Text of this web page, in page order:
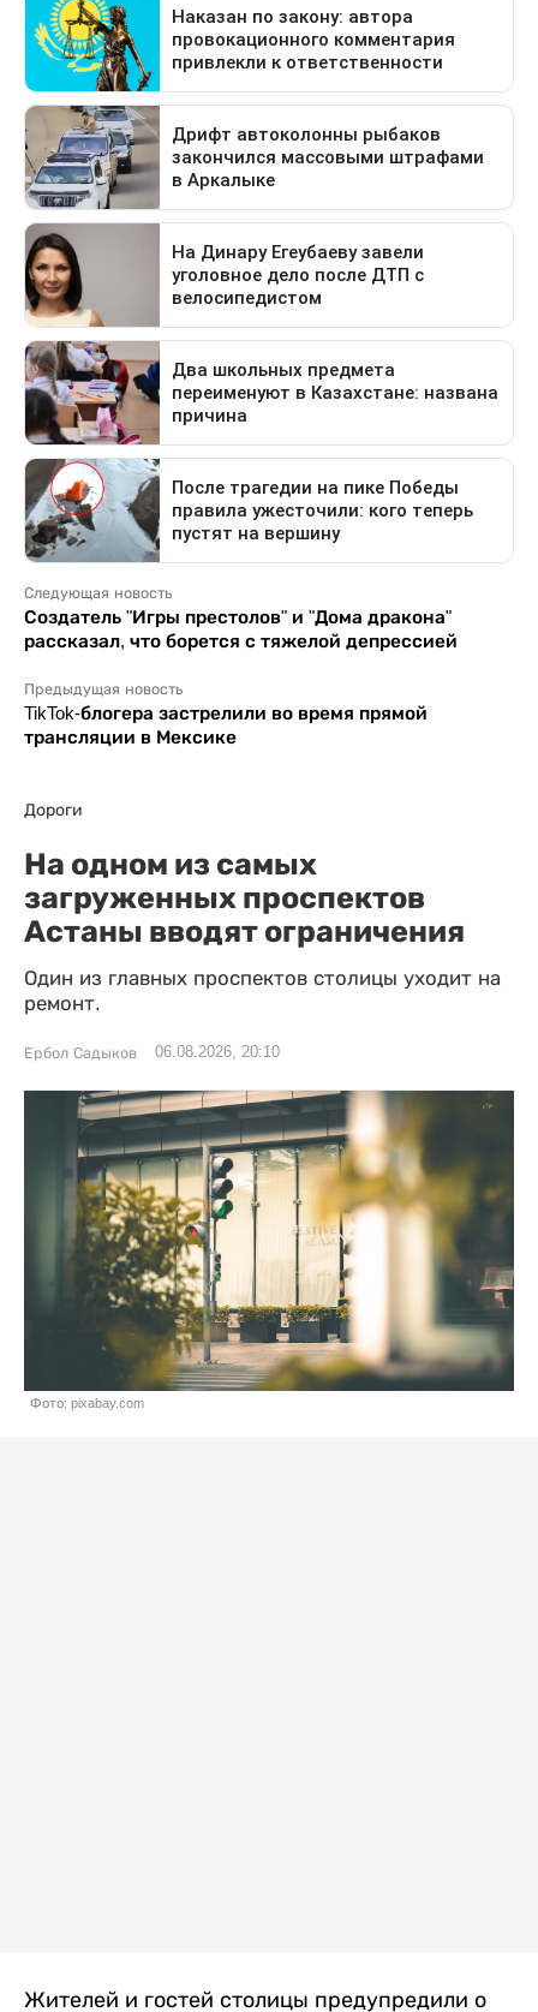
Следующая новость
Создатель "Игры престолов" и "Дома дракона"
рассказал, что борется с тяжелой депрессией
Предыдущая новость
TikTok-блогера застрелили во время прямой
трансляции в Мексике
Дороги
На одном из самых
загруженных проспектов
Астаны вводят ограничения
Один из главных проспектов столицы уходит на
ремонт.
Ербол Садыков 06.08.2026, 20:10
Фото: pixabay.com
Жителей и гостей столицы предупредили о